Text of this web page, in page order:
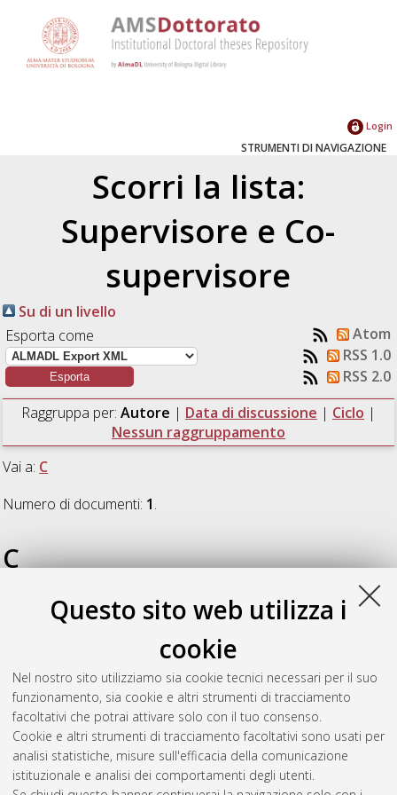
Questo sito web utilizza i
cookie
Nel nostro sito utilizziamo sia cookie tecnici necessari per il suo
funzionamento, sia cookie e altri strumenti di tracciamento
facoltativi che potrai attivare solo con il tuo consenso.
Cookie e altri strumenti di tracciamento facoltativi sono usati per
analisi statistiche, misure sull'efficacia della comunicazione
istituzionale e analisi dei comportamenti degli utenti.
Login
STRUMENTI DI NAVIGAZIONE
Scorri la lista:
Supervisore e Co-
supervisore
Su di un livello
Esporta come
Atom
RSS 1.0
RSS 2.0
Raggruppa per: Autore | Data di discussione | Ciclo |
Nessun raggruppamento
Vai a: C
Numero di documenti: 1.
C
Cabras, Grazia(2020)Measurement of the ZH(H -> bb)
associated production with Z l+l- in pp collisions at square root
of s = 13 TeV with the ATLAS Experiment
Alma Mater Studiorum Università di Bologna. Dottorato di
ricerca inFisica , 32 Ciclo. DOI
10.6092/unibo/amsdottorato/9459.
Questa lista e' stata generata ilSat Aug 8 20:48:11 2026